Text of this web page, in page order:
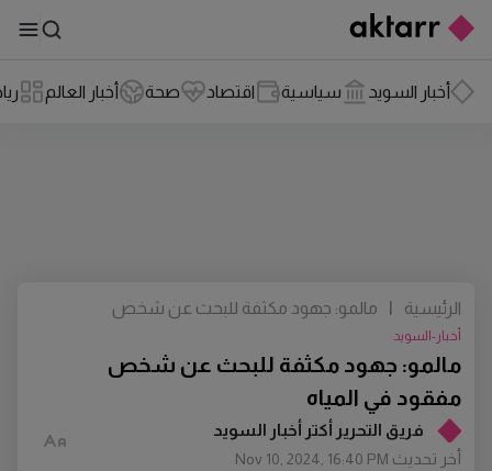
أخبار السويد سياسية اقتصاد صحة أخبار العالم
فريق التحرير أكتر أخبار السويد
أخر تحديث Nov 10, 2024, 16:40 PM
مالمو: جهود مكثفة للبحث عن شخص
مفقود في المياه
أخبار-السويد
الرئيسية |
مالمو: جهود مكثفة للبحث عن شخص